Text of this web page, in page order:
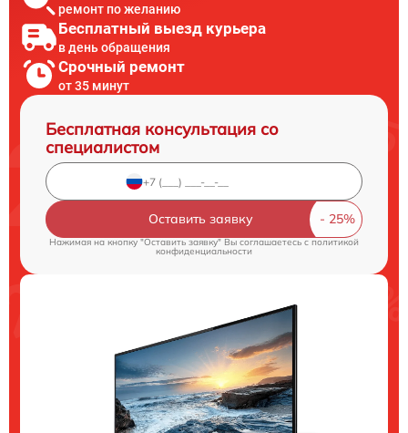
ремонт по желанию
Бесплатный выезд курьера
в день обращения
Срочный ремонт
от 35 минут
Бесплатная консультация со
специалистом
Оставить заявку
Нажимая на кнопку "Оставить заявку" Вы соглашаетесь cполитикой
конфиденциальности